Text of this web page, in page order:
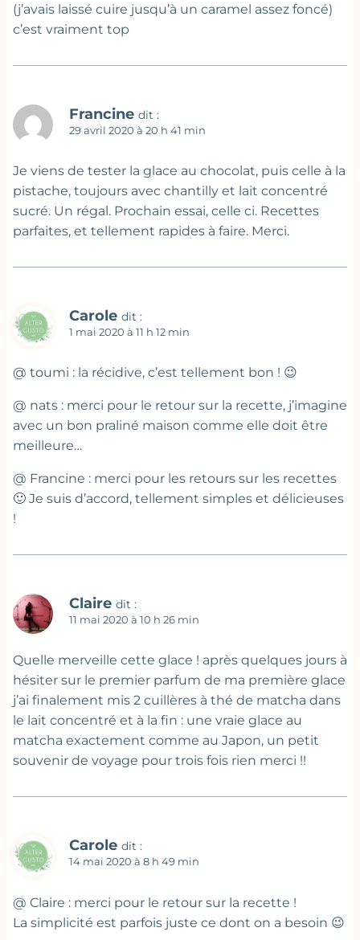
(j’avais laissé cuire jusqu’à un caramel assez foncé)
c’est vraiment top
Francine dit :
29 avril 2020 à 20 h 41 min
Je viens de tester la glace au chocolat, puis celle à la
pistache, toujours avec chantilly et lait concentré
sucré. Un régal. Prochain essai, celle ci. Recettes
parfaites, et tellement rapides à faire. Merci.
Carole dit :
1 mai 2020 à 11 h 12 min
@ toumi : la récidive, c’est tellement bon ! 😉
@ nats : merci pour le retour sur la recette, j’imagine
avec un bon praliné maison comme elle doit être
meilleure…
@ Francine : merci pour les retours sur les recettes
🙂 Je suis d’accord, tellement simples et délicieuses
!
Claire dit :
11 mai 2020 à 10 h 26 min
Quelle merveille cette glace ! après quelques jours à
hésiter sur le premier parfum de ma première glace
j’ai finalement mis 2 cuillères à thé de matcha dans
le lait concentré et à la fin : une vraie glace au
matcha exactement comme au Japon, un petit
souvenir de voyage pour trois fois rien merci !!
Carole dit :
14 mai 2020 à 8 h 49 min
@ Claire : merci pour le retour sur la recette !
La simplicité est parfois juste ce dont on a besoin 😉